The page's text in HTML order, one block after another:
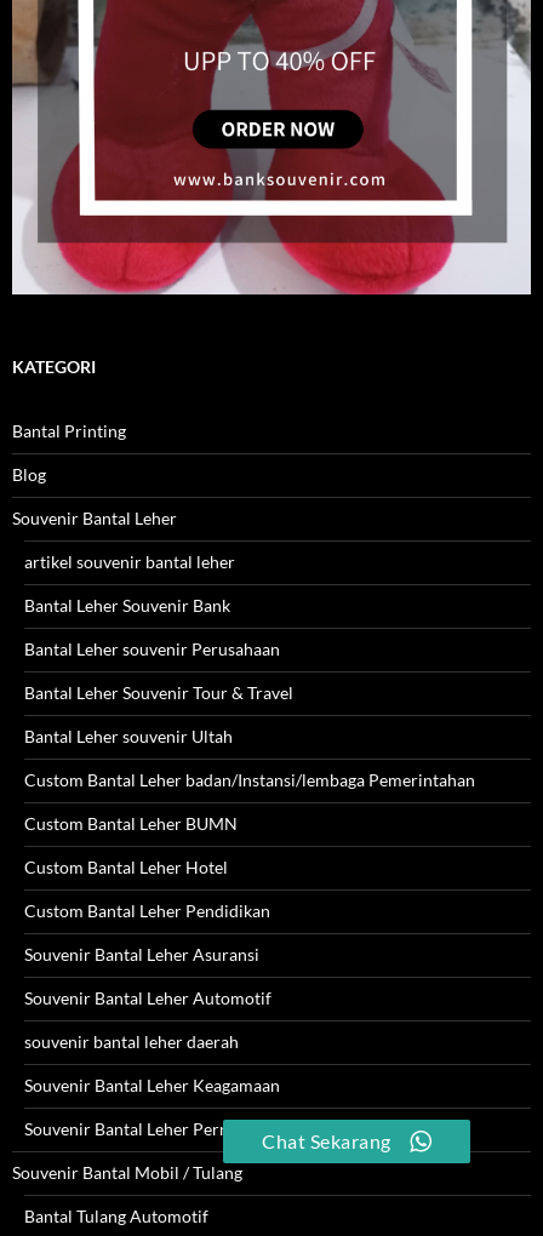
KATEGORI
Bantal Printing
Blog
Souvenir Bantal Leher
artikel souvenir bantal leher
Bantal Leher Souvenir Bank
Bantal Leher souvenir Perusahaan
Bantal Leher Souvenir Tour & Travel
Bantal Leher souvenir Ultah
Custom Bantal Leher badan/Instansi/lembaga Pemerintahan
Custom Bantal Leher BUMN
Custom Bantal Leher Hotel
Custom Bantal Leher Pendidikan
Souvenir Bantal Leher Asuransi
Souvenir Bantal Leher Automotif
souvenir bantal leher daerah
Souvenir Bantal Leher Keagamaan
Souvenir Bantal Leher Pernikahan
Souvenir Bantal Mobil / Tulang
Bantal Tulang Automotif
Chat Sekarang